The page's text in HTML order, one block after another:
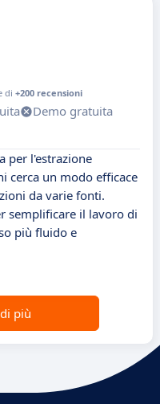
di +200 recensioni
Demo gratuita
per l'estrazione
cerca un modo efficace
da varie fonti.
semplificare il lavoro di
più fluido e
più